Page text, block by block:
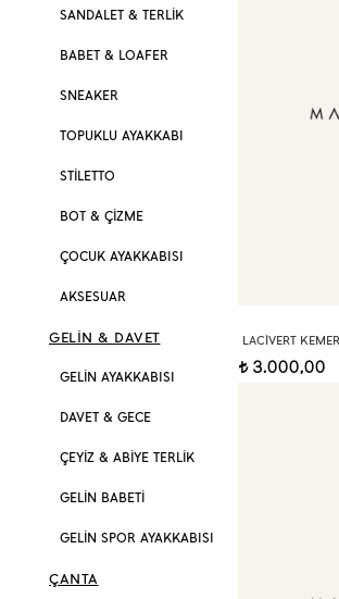
SANDALET & TERLİK
BABET & LOAFER
SNEAKER
TOPUKLU AYAKKABI
STİLETTO
BOT & ÇİZME
ÇOCUK AYAKKABISI
AKSESUAR
GELİN & DAVET
GELİN AYAKKABISI
DAVET & GECE
ÇEYİZ & ABİYE TERLİK
GELİN BABETİ
GELİN SPOR AYAKKABISI
ÇANTA
LACIVERT
t3.000,00